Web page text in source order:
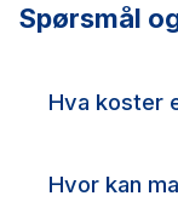
Spørsmål
Hva koster
Hvor kan